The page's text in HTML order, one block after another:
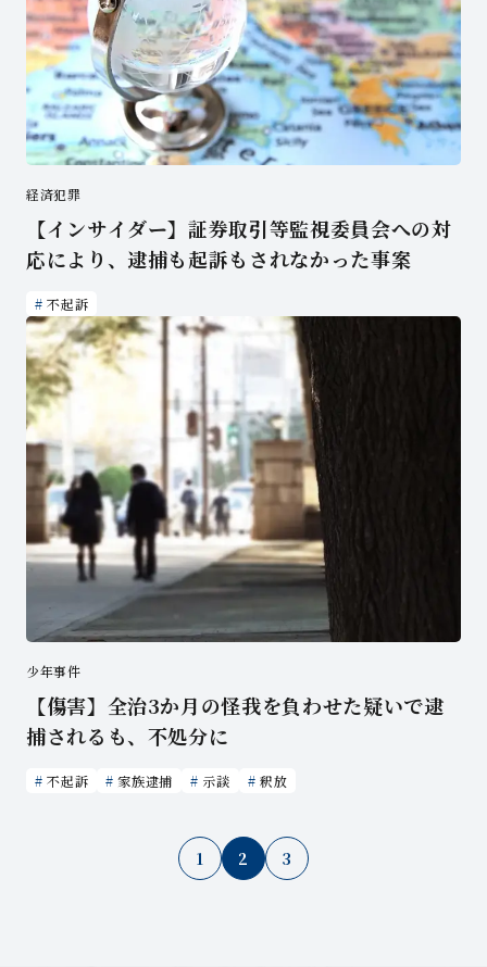
経済犯罪
【インサイダー】証券取引等監視委員会への対
応により、逮捕も起訴もされなかった事案
不起訴
少年事件
【傷害】全治3か月の怪我を負わせた疑いで逮
捕されるも、不処分に
不起訴 家族逮捕 示談 釈放
1 2 3